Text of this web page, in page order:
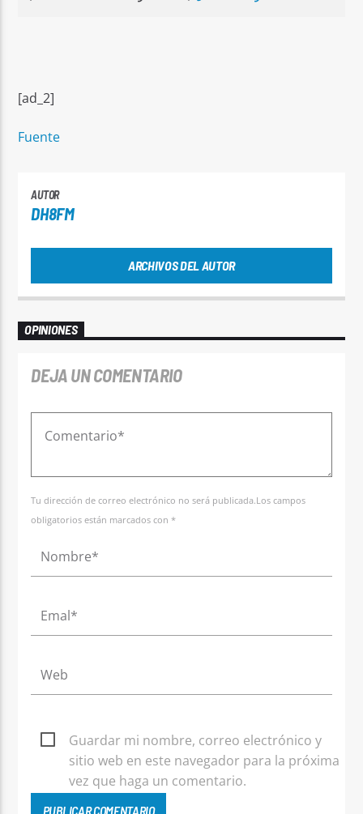
[ad_2]
Fuente
AUTOR
DH8FM
ARCHIVOS DEL AUTOR
OPINIONES
DEJA UN COMENTARIO
Tu dirección de correo electrónico no será publicada.Los campos
obligatorios están marcados con *
Guardar mi nombre, correo electrónico y
sitio web en este navegador para la próxima
vez que haga un comentario.